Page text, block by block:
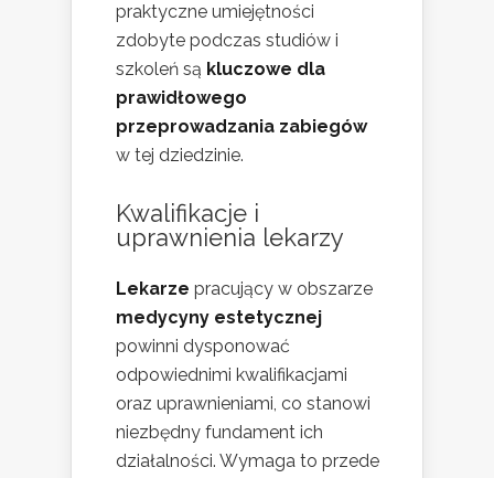
praktyczne umiejętności
zdobyte podczas studiów i
szkoleń są kluczowe dla
prawidłowego
przeprowadzania zabiegów
w tej dziedzinie.
Kwalifikacje i
uprawnienia lekarzy
Lekarze pracujący w obszarze
medycyny estetycznej
powinni dysponować
odpowiednimi kwalifikacjami
oraz uprawnieniami, co stanowi
niezbędny fundament ich
działalności. Wymaga to przede